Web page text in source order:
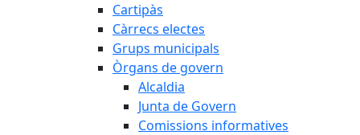
Cartipàs
Càrrecs electes
Grups municipals
Òrgans de govern
Alcaldia
Junta de Govern
Comissions informatives